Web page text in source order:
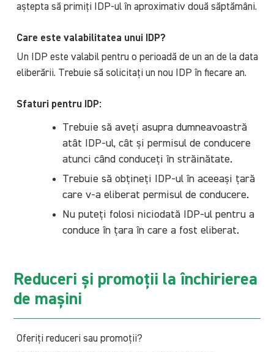
aștepta să primiți IDP-ul în aproximativ două săptămâni.
Care este valabilitatea unui IDP?
Un IDP este valabil pentru o perioadă de un an de la data
eliberării. Trebuie să solicitați un nou IDP în fiecare an.
Sfaturi pentru IDP:
Trebuie să aveți asupra dumneavoastră
atât IDP-ul, cât și permisul de conducere
atunci când conduceți în străinătate.
Trebuie să obțineți IDP-ul în aceeași țară
care v-a eliberat permisul de conducere.
Nu puteți folosi niciodată IDP-ul pentru a
conduce în țara în care a fost eliberat.
Reduceri și promoții la închirierea
de mașini
Oferiți reduceri sau promoții?